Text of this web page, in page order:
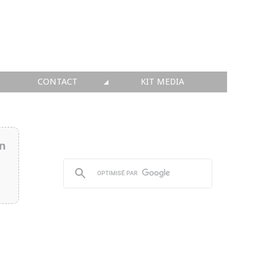
CONTACT KIT MEDIA